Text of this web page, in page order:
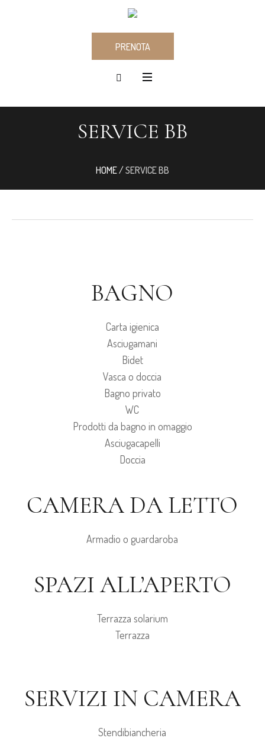
PRENOTA
SERVICE BB
HOME/SERVICE BB
BAGNO
Carta igienica
Asciugamani
Bidet
Vasca o doccia
Bagno privato
WC
Prodotti da bagno in omaggio
Asciugacapelli
Doccia
CAMERA DA LETTO
Armadio o guardaroba
SPAZI ALL’APERTO
Terrazza solarium
Terrazza
SERVIZI IN CAMERA
Stendibiancheria